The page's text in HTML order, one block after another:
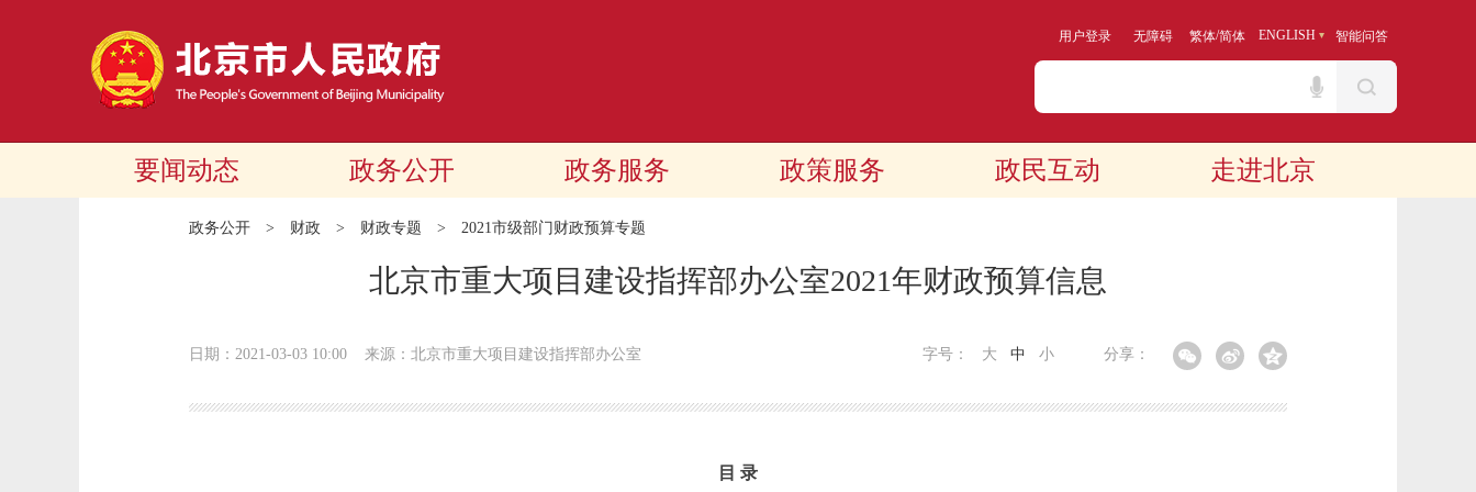
用户登录 无障碍 繁体/简体 ENGLISH 智能问答
要闻动态 政务公开 政务服务 政策服务 政民互动 走进北京
政务公开 > 财政 > 财政专题 > 2021市级部门财政预算专题
北京市重大项目建设指挥部办公室2021年财政预算信息
日期：2021-03-03 10:00 来源：北京市重大项目建设指挥部办公室 分享：
字号： 大 中 小
目 录